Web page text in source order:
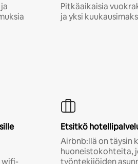
Pitkäaikaisia
ja yksi
wifi-
Etsitkö
Airbnb:llä on täysin
huoneistokohteita,
työntekijöiden